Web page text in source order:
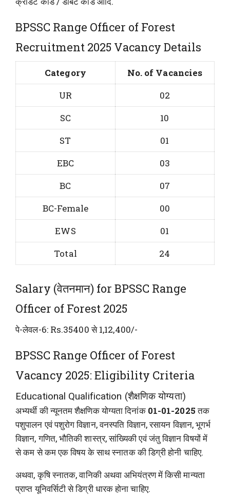
BPSSC Range Officer of Forest
Recruitment 2025 Vacancy Details
Category
No. of Vacancies
UR
02
SC
10
ST
01
EBC
03
BC
07
BC-Female
00
EWS
01
Total
24
Salary (वेतनमान) for BPSSC Range
Officer of Forest 2025
पे-लेवल-6: Rs.35400 से 1,12,400/-
BPSSC Range Officer of Forest
Vacancy 2025: Eligibility Criteria
Educational Qualification (शैक्षणिक योग्यता)
अभ्यर्थी की न्यूनतम शैक्षणिक योग्यता दिनांक 01-01-2025तक
पशुपालन एवं पशुरोग विज्ञान, वनस्पति विज्ञान, रसायन विज्ञान, भूगर्भ
विज्ञान, गणित, भौतिकी शास्त्र, सांख्यिकी एवं जंतु विज्ञान विषयों में
से कम से कम एक विषय के साथ स्नातक की डिग्री होनी चाहिए.
अथवा, कृषि स्नातक, वानिकी अथवा अभियंत्रण में किसी मान्यता
प्राप्त यूनिवर्सिटी से डिग्री धारक होना चाहिए.